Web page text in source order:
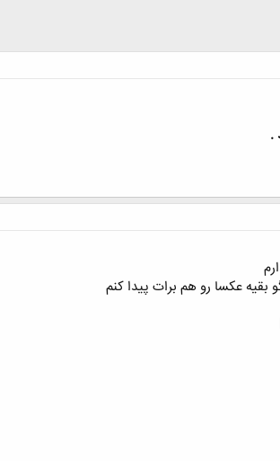
.
عکسا رو هم برات پیدا کنم